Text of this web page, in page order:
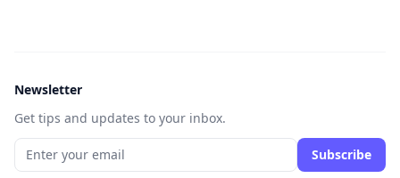
Newsletter
Get tips and updates to your inbox.
Subscribe